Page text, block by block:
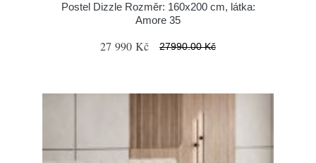
Postel Dizzle Rozměr: 160x200 cm, látka:
Amore 35
27 990 Kč 27990.00 Kč